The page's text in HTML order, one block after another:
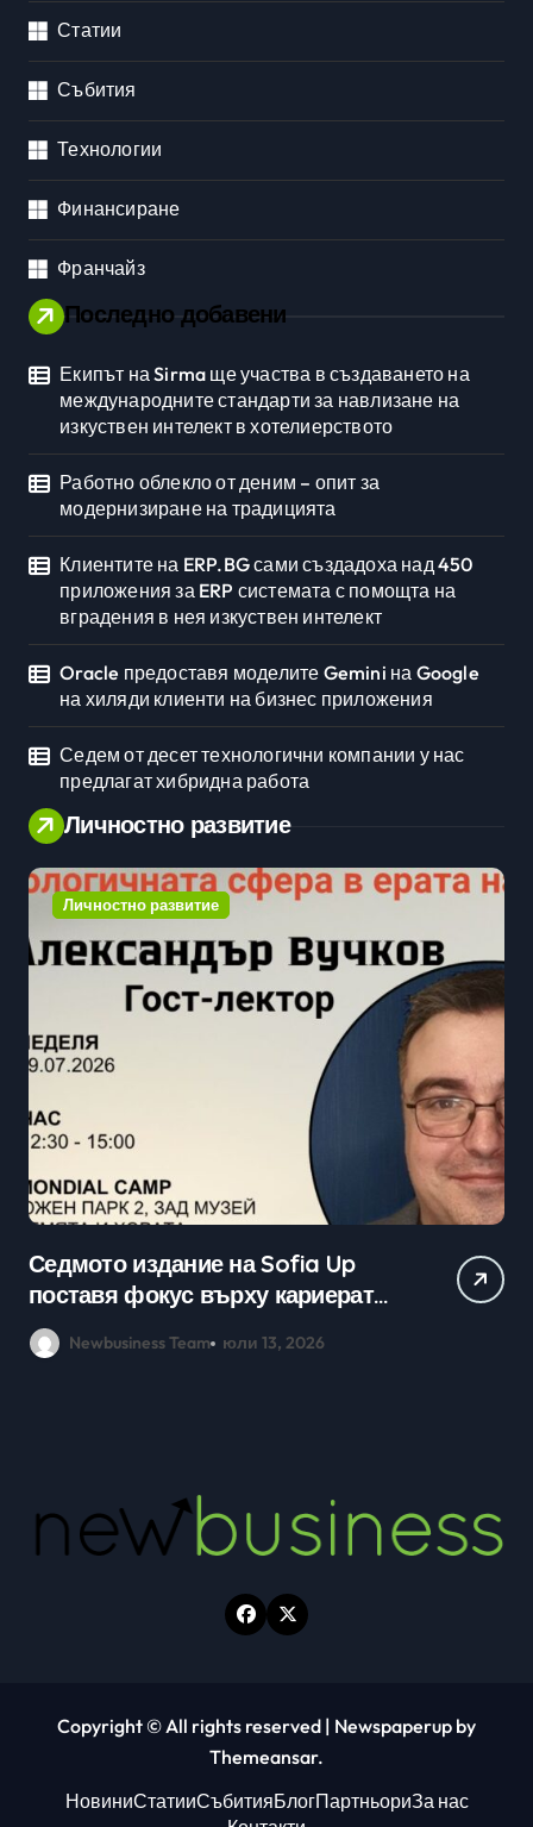
Статии
Събития
Технологии
Финансиране
Франчайз
Последно добавени
Екипът на Sirma ще участва в създаването на
международните стандарти за навлизане на
изкуствен интелект в хотелиерството
Работно облекло от деним – опит за
модернизиране на традицията
Клиентите на ERP.BG сами създадоха над 450
приложения за ERP системата с помощта на
вградения в нея изкуствен интелект
Oracle предоставя моделите Gemini на Google
на хиляди клиенти на бизнес приложения
Седем от десет технологични компании у нас
предлагат хибридна работа
Личностно развитие
Личностно развитие
Практически уроци по бизнес и
кариерно развитие събраха
млади хора на SOFIA UP
Newbusiness Team юни 26, 2026
Copyright © All rights reserved | Newspaperup by
Themeansar.
НовиниСтатииСъбитияБлогПартньориЗа нас